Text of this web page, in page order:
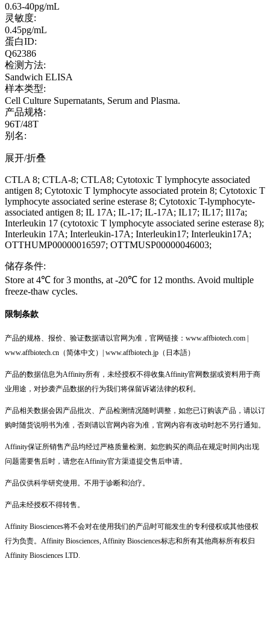
0.63-40pg/mL
灵敏度:
0.45pg/mL
蛋白ID:
Q62386
检测方法:
Sandwich ELISA
样本类型:
Cell Culture Supernatants, Serum and Plasma.
产品规格:
96T/48T
别名:
展开/折叠
CTLA 8; CTLA-8; CTLA8; Cytotoxic T lymphocyte associated
antigen 8; Cytotoxic T lymphocyte associated protein 8; Cytotoxic T
lymphocyte associated serine esterase 8; Cytotoxic T-lymphocyte-
associated antigen 8; IL 17A; IL-17; IL-17A; IL17; IL17; Il17a;
Interleukin 17 (cytotoxic T lymphocyte associated serine esterase 8);
Interleukin 17A; Interleukin-17A; Interleukin17; Interleukin17A;
OTTHUMP00000016597; OTTMUSP00000046003;
储存条件:
Store at 4℃ for 3 months, at -20℃ for 12 months. Avoid multiple
freeze-thaw cycles.
限制条款
产品的规格、报价、验证数据请以官网为准，官网链接：www.affbiotech.com |
www.affbiotech.cn（简体中文）| www.affbiotech.jp（日本語）
产品的数据信息为Affinity所有，未经授权不得收集Affinity官网数据或资料用于商
业用途，对抄袭产品数据的行为我们将保留诉诸法律的权利。
产品相关数据会因产品批次、产品检测情况随时调整，如您已订购该产品，请以订
购时随货说明书为准，否则请以官网内容为准，官网内容有改动时恕不另行通知。
Affinity保证所销售产品均经过严格质量检测。如您购买的商品在规定时间内出现
问题需要售后时，请您在Affinity官方渠道提交售后申请。
产品仅供科学研究使用。不用于诊断和治疗。
产品未经授权不得转售。
Affinity Biosciences将不会对在使用我们的产品时可能发生的专利侵权或其他侵权
行为负责。Affinity Biosciences, Affinity Biosciences标志和所有其他商标所有权归
Affinity Biosciences LTD.